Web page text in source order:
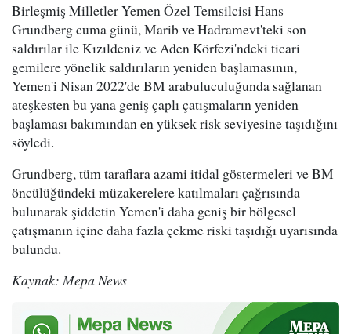
Birleşmiş Milletler Yemen Özel Temsilcisi Hans
Grundberg cuma günü, Marib ve Hadramevt'teki son
saldırılar ile Kızıldeniz ve Aden Körfezi'ndeki ticari
gemilere yönelik saldırıların yeniden başlamasının,
Yemen'i Nisan 2022'de BM arabuluculuğunda sağlanan
ateşkesten bu yana geniş çaplı çatışmaların yeniden
başlaması bakımından en yüksek risk seviyesine taşıdığını
söyledi.
Grundberg, tüm taraflara azami itidal göstermeleri ve BM
öncülüğündeki müzakerelere katılmaları çağrısında
bulunarak şiddetin Yemen'i daha geniş bir bölgesel
çatışmanın içine daha fazla çekme riski taşıdığı uyarısında
bulundu.
Kaynak: Mepa News